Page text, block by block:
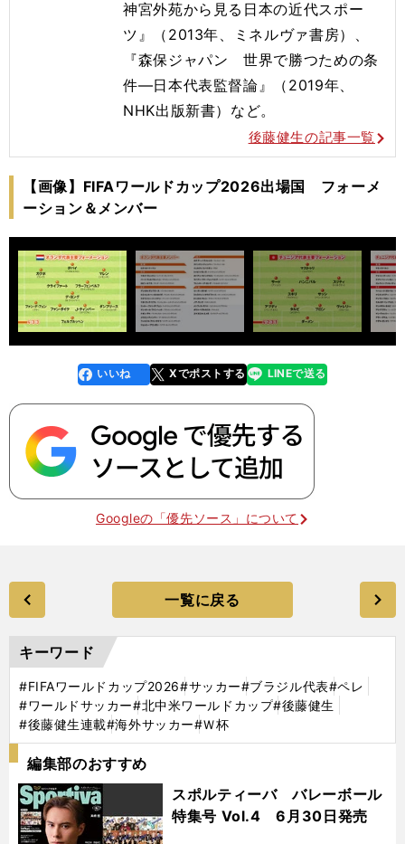
神宮外苑から見る日本の近代スポー
ツ』（2013年、ミネルヴァ書房）、
『森保ジャパン 世界で勝つための条
件―日本代表監督論』（2019年、
NHK出版新書）など。
後藤健生の記事一覧
【画像】FIFAワールドカップ2026出場国 フォーメ
ーション＆メンバー
faceboo
k
いいね Xでポストする
line LINEで送る
Googleの「優先ソース」について
一覧に戻る
キーワード
#FIFAワールドカップ2026#サッカー#ブラジル代表#ペレ
#ワールドサッカー#北中米ワールドカップ#後藤健生
#後藤健生連載#海外サッカー#Ｗ杯
編集部のおすすめ
スポルティーバ バレーボール
特集号 Vol.4 6月30日発売